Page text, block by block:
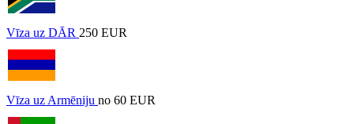
Vīza uz DĀR 250 EUR
Vīza uz Armēniju no 60 EUR